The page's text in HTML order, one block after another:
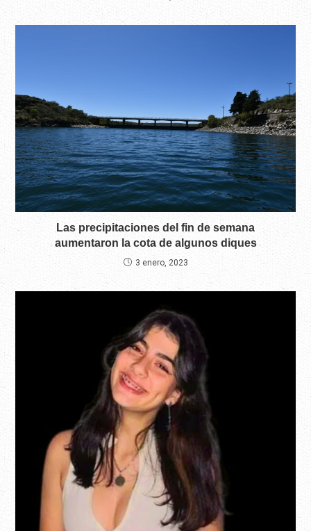
Las precipitaciones del fin de semana
aumentaron la cota de algunos diques
3 enero, 2023